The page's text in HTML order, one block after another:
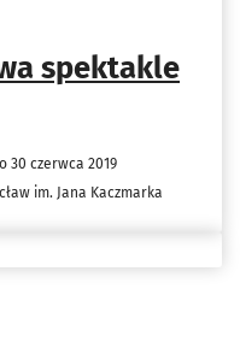
spektakle
30 czerwca 2019
im. Jana Kaczmarka